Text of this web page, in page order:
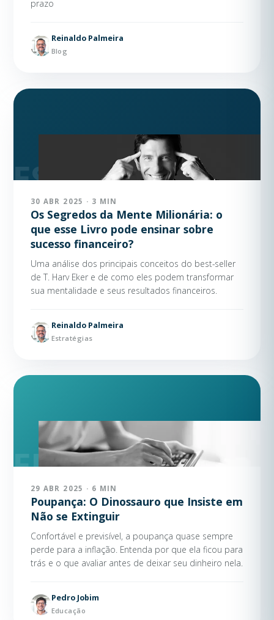
prazo
Reinaldo Palmeira
Blog
30 ABR 2025 · 3 MIN
Os Segredos da Mente Milionária: o
que esse Livro pode ensinar sobre
sucesso financeiro?
Uma análise dos principais conceitos do best-seller
de T. Harv Eker e de como eles podem transformar
sua mentalidade e seus resultados financeiros.
Reinaldo Palmeira
Estratégias
29 ABR 2025 · 6 MIN
Poupança: O Dinossauro que Insiste em
Não se Extinguir
Confortável e previsível, a poupança quase sempre
perde para a inflação. Entenda por que ela ficou para
trás e o que avaliar antes de deixar seu dinheiro nela.
Pedro Jobim
Educação